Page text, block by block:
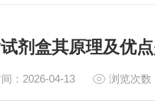
剂盒其原理及优
间：2026-04-13 浏览次数